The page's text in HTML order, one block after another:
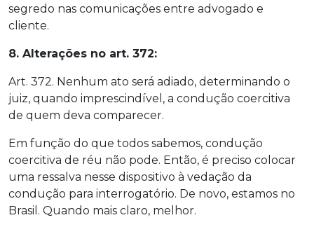
segredo nas comunicações entre advogado e
cliente.
8. Alterações no art. 372:
Art. 372. Nenhum ato será adiado, determinando o
juiz, quando imprescindível, a condução coercitiva
de quem deva comparecer.
Em função do que todos sabemos, condução
coercitiva de réu não pode. Então, é preciso colocar
uma ressalva nesse dispositivo à vedação da
condução para interrogatório. De novo, estamos no
Brasil. Quando mais claro, melhor.